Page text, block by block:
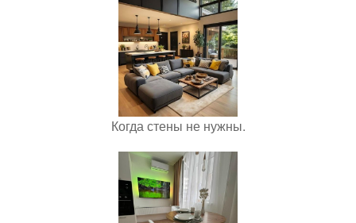
Когда стены не нужны.